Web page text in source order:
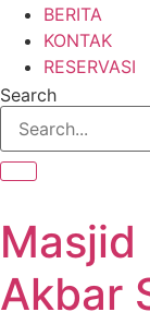
BERITA
KONTAK
RESERVASI
Search
Masjid
Akbar